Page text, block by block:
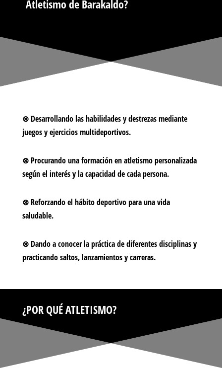
Atletismo de Barakaldo?
⊗Desarrollando las habilidades y destrezas mediante
juegosy ejercicios multideportivos.
⊗Procurando una formación en atletismo personalizada
según el interés y la capacidad de cadapersona.
⊗ Reforzando el hábito deportivo para una vida
saludable.
⊗ Dando a conocer la práctica de diferentes disciplinas y
practicando saltos, lanzamientos y carreras.
¿POR QUÉ ATLETISMO?